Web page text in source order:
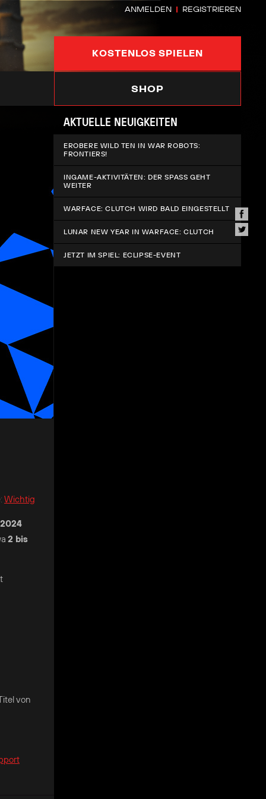
ANMELDEN REGISTRIEREN
KOSTENLOS SPIELEN
SHOP
: Wichtig
2 bis
von
AKTUELLE NEUIGKEITEN
EROBERE WILD TEN IN WAR ROBOTS:
FRONTIERS!
INGAME-AKTIVITÄTEN: DER SPASS GEHT W
EITER
WARFACE: CLUTCH WIRD BALD EINGESTELLT
LUNAR NEW YEAR IN WARFACE: CLUTCH
JETZT IM SPIEL: ECLIPSE-EVENT